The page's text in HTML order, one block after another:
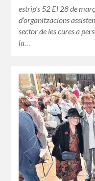
estrip’s 52 El 28 de
d’organitzacions
sector de les cures a
la…